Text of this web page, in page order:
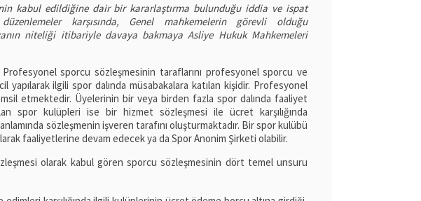
kabul edildiğine dair bir kararlaştırma bulunduğu iddia ve ispat
karşısında, Genel mahkemelerin görevli olduğu
niteliği itibariyle davaya bakmaya Asliye Hukuk Mahkemeleri
sporcu sözleşmesinin taraflarını profesyonel sporcu ve
ilgili spor dalında müsabakalara katılan kişidir. Profesyonel
etmektedir. Üyelerinin bir veya birden fazla spor dalında faaliyet
spor kulüpleri ise bir hizmet sözleşmesi ile ücret karşılığında
sözleşmenin işveren tarafını oluşturmaktadır. Bir spor kulübü
faaliyetlerine devam edecek ya da Spor Anonim Şirketi olabilir.
olarak kabul gören sporcu sözleşmesinin dört temel unsuru